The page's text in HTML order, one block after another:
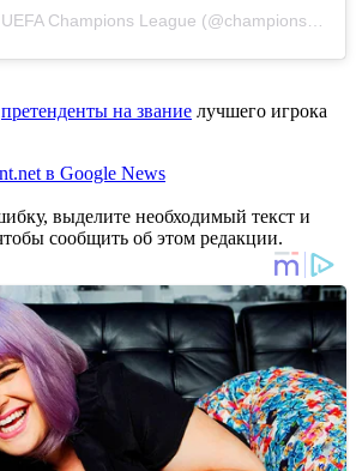
претенденты на звание лучшего игрока
в Google News
выделите необходимый текст и
сообщить об этом редакции.